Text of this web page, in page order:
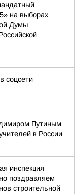
на выборах
Думы
соцсети
Путиным
в России
инспекция
поздравляем
строительной